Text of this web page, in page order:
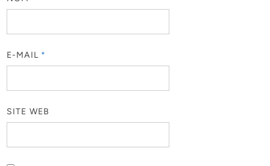
E-MAIL *
SITE WEB